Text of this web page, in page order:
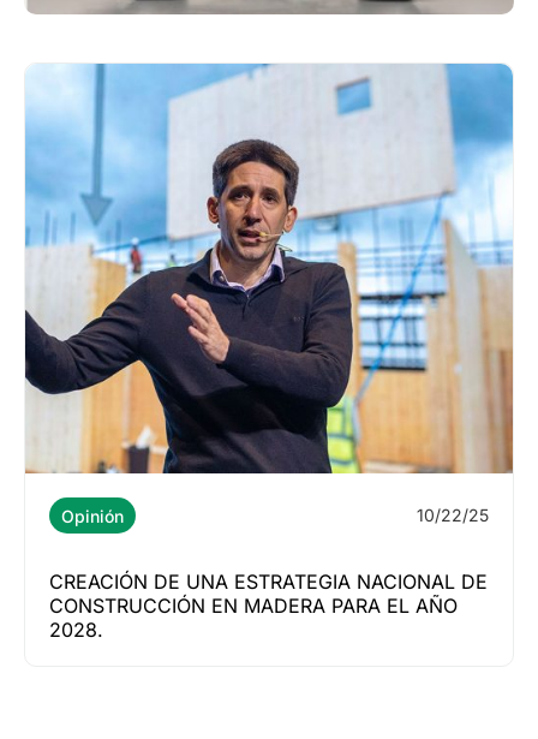
Opinión 10/22/25
CREACIÓN DE UNA ESTRATEGIA NACIONAL DE
CONSTRUCCIÓN EN MADERA PARA EL AÑO
2028.